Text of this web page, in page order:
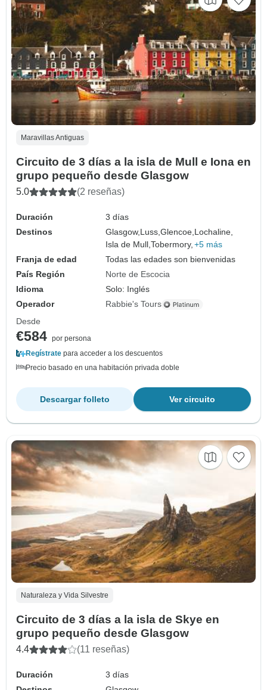
Maravillas Antiguas
Circuito de 3 días a la isla de Mull e Iona en
grupo pequeño desde Glasgow
5.0 (2 reseñas)
Duración
3 días
Destinos
Glasgow, Luss,Glencoe, Lochaline,
Isla de Mull,Tobermory, +5 más
Franja de edad
Todas las edades son bienvenidas
País Región
Norte de Escocia
Idioma
Solo: Inglés
Operador
Rabbie's Tours
Desde
€584 por persona
Regístrate para acceder a los descuentos
Precio basado en una habitación privada doble
Ver circuito
Descargar folleto
Naturaleza y Vida Silvestre
Circuito de 3 días a la isla de Skye en
grupo pequeño desde Glasgow
4.4 (11 reseñas)
Duración
3 días